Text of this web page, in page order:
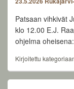
Patsaan vihkivät
klo 12.00 E.J.
ohjelma oheisena:
Kirjoitettu